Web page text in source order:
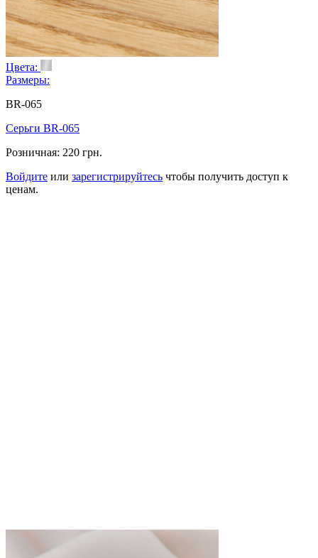
Цвета:
Размеры:
BR-065
Серьги BR-065
Розничная: 220 грн.
Войдите или зарегистрируйтесь чтобы получить доступ к
ценам.